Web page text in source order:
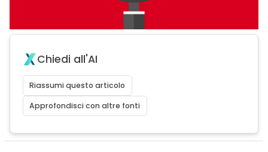
Chiedi all'AI
Riassumi questo articolo
Approfondisci con altre fonti